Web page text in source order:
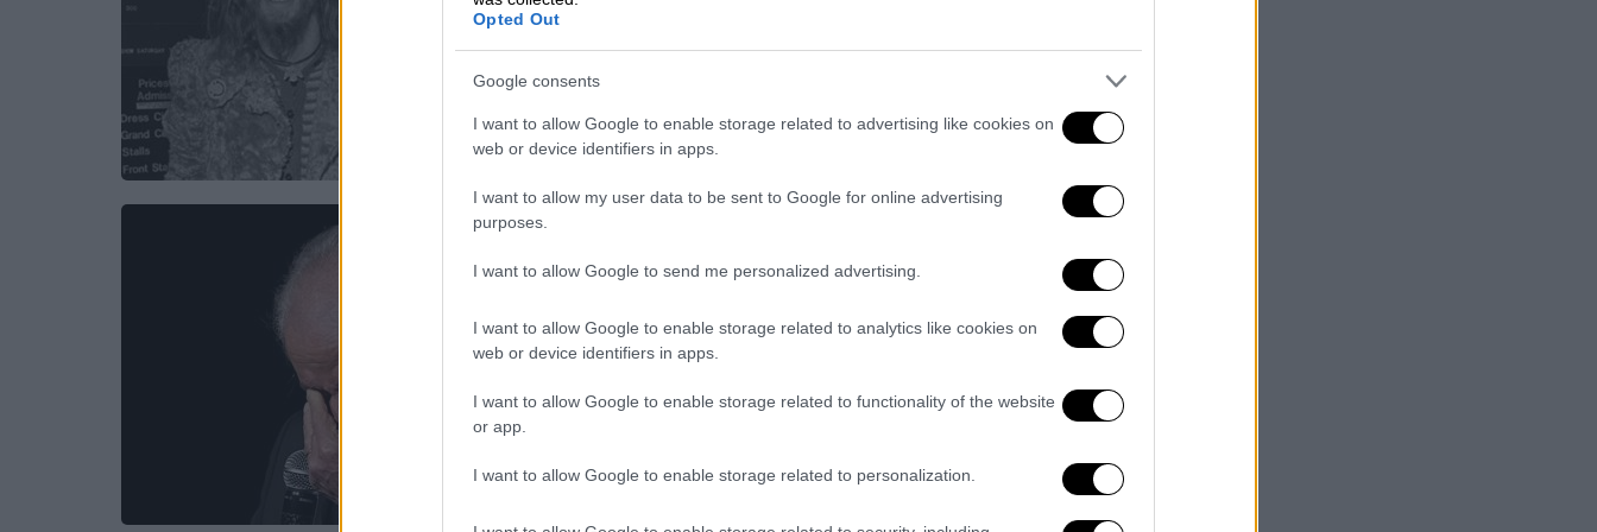
Opted Out
Google consents
I want to allow Google to enable storage related to advertising like cookies on
web or device identifiers in apps.
I want to allow my user data to be sent to Google for online advertising
purposes.
I want to allow Google to send me personalized advertising.
I want to allow Google to enable storage related to analytics like cookies on
web or device identifiers in apps.
I want to allow Google to enable storage related to functionality of the website
or app.
I want to allow Google to enable storage related to personalization.
«Ποτέ δεν πίστευα ότι η πείνα θα
μπόρεσε να συγκρατήσει τα
δάκρυά του ο Βραζιλιάνος
πρόεδρος Λούλα
ότι θα μετριάσει το πρόβλημα